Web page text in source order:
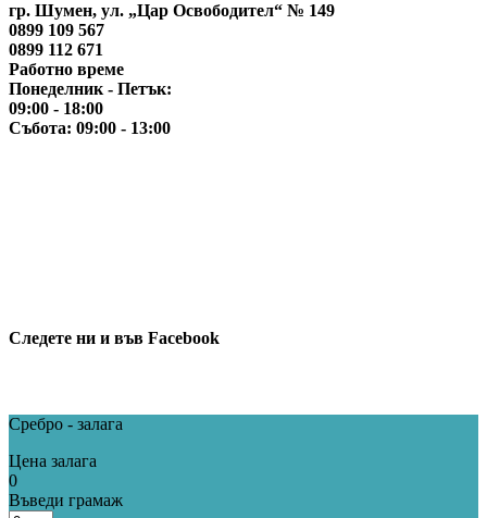
гр. Шумен, ул. „Цар Освободител“ № 149
0899 109 567
0899 112 671
Работно време
Понеделник - Петък:
09:00 - 18:00
Събота: 09:00 - 13:00
Следете ни и във Facebook
Сребро - залага
Цена залага
0
Въведи грамаж